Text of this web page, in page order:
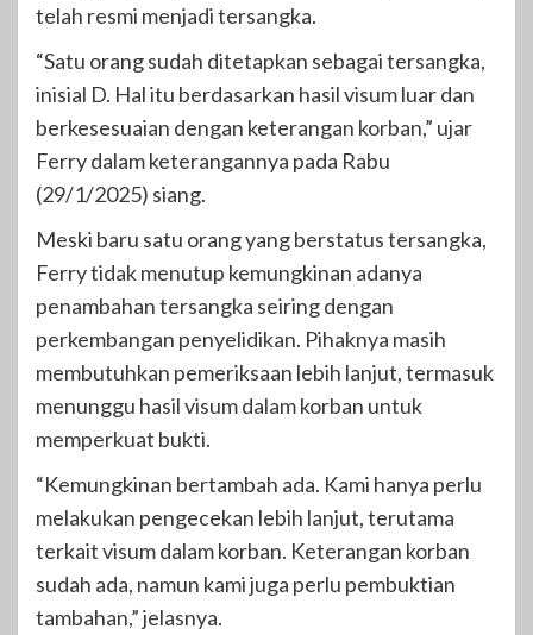
telah resmi menjadi tersangka.
“Satu orang sudah ditetapkan sebagai tersangka,
inisial D. Hal itu berdasarkan hasil visum luar dan
berkesesuaian dengan keterangan korban,” ujar
Ferry dalam keterangannya pada Rabu
(29/1/2025) siang.
Meski baru satu orang yang berstatus tersangka,
Ferry tidak menutup kemungkinan adanya
penambahan tersangka seiring dengan
perkembangan penyelidikan. Pihaknya masih
membutuhkan pemeriksaan lebih lanjut, termasuk
menunggu hasil visum dalam korban untuk
memperkuat bukti.
“Kemungkinan bertambah ada. Kami hanya perlu
melakukan pengecekan lebih lanjut, terutama
terkait visum dalam korban. Keterangan korban
sudah ada, namun kami juga perlu pembuktian
tambahan,” jelasnya.